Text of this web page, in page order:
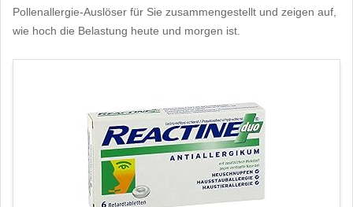
Pollenallergie-Auslöser für Sie zusammengestellt und zeigen auf,
wie hoch die Belastung heute und morgen ist.